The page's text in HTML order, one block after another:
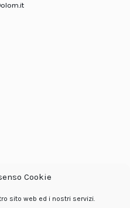
Cookie
sito web ed i nostri servizi.